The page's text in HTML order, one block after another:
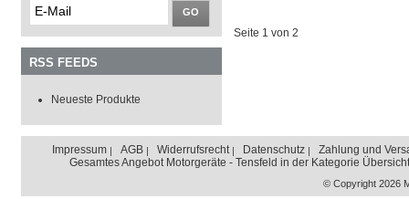
GO
RSS FEEDS
Neueste Produkte
Seite 1 von 2
Impressum AGB Widerrufsrecht Datenschutz
Zahlung und
Gesamtes Angebot Motorgeräte - Tensfeld in der Kategorie Übersicht
© Copyright 2026